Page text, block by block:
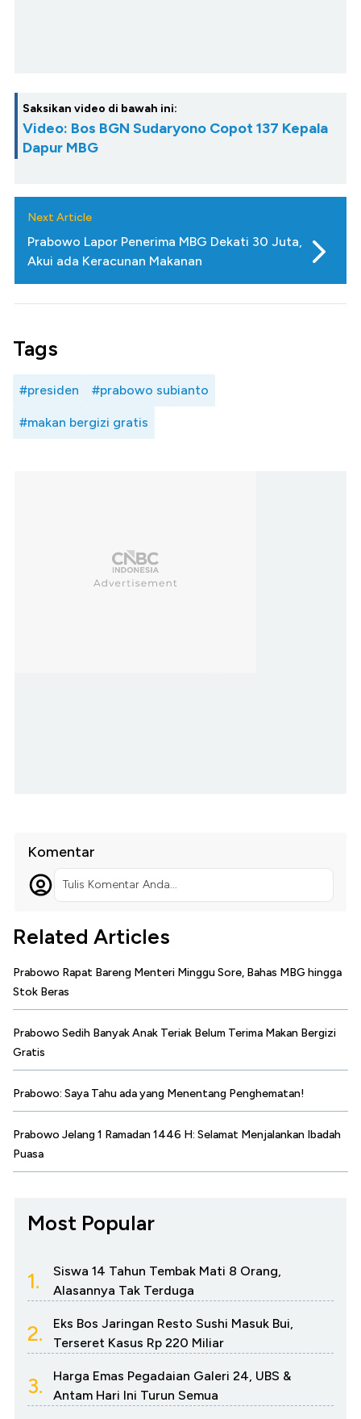
Saksikan video di bawah ini:
Video: Bos BGN Sudaryono Copot 137 Kepala
Dapur MBG
Next Article
Prabowo Lapor Penerima MBG Dekati 30 Juta,
Akui ada Keracunan Makanan
Tags
#presiden #prabowo subianto
#makan bergizi gratis
Komentar
Tulis Komentar Anda...
Related Articles
Prabowo Rapat Bareng Menteri Minggu Sore, Bahas MBG hingga
Stok Beras
Prabowo Sedih Banyak Anak Teriak Belum Terima Makan Bergizi
Gratis
Prabowo: Saya Tahu ada yang Menentang Penghematan!
Prabowo Jelang 1 Ramadan 1446 H: Selamat Menjalankan Ibadah
Puasa
Most Popular
1.
Siswa 14 Tahun Tembak Mati 8 Orang,
Alasannya Tak Terduga
2.
Eks Bos Jaringan Resto Sushi Masuk Bui,
Terseret Kasus Rp 220 Miliar
3.
Harga Emas Pegadaian Galeri 24, UBS &
Antam Hari Ini Turun Semua